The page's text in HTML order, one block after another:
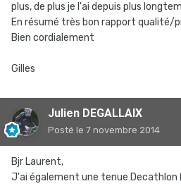
plus, de plus je l'ai depuis plus
En résumé très bon rapport qualité/
Bien cordialement
Gilles
Julien DEGALLAIX
Posté le 7 novembre 2014
Bjr Laurent,
J'ai également une tenue